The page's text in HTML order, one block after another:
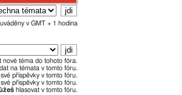
v GMT + 1 hodina
nové téma do tohoto fóra.
na témata v tomto fóru.
příspěvky v tomto fóru.
příspěvky v tomto fóru.
hlasovat v tomto fóru.